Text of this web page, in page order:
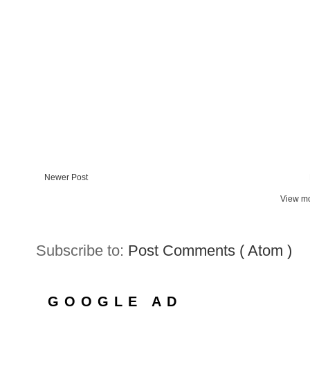
Newer Post
View
Subscribe to: Post Comments ( Atom )
GOOGLE AD